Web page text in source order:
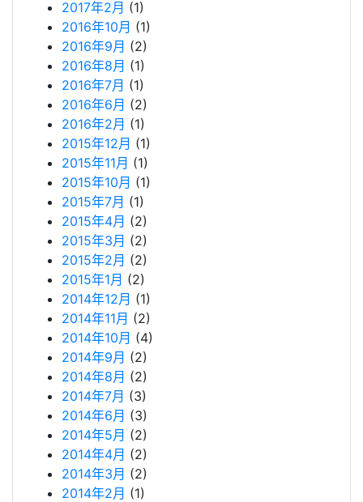
2017年2月 (1)
2016年10月 (1)
2016年9月 (2)
2016年8月 (1)
2016年7月 (1)
2016年6月 (2)
2016年2月 (1)
2015年12月 (1)
2015年11月 (1)
2015年10月 (1)
2015年7月 (1)
2015年4月 (2)
2015年3月 (2)
2015年2月 (2)
2015年1月 (2)
2014年12月 (1)
2014年11月 (2)
2014年10月 (4)
2014年9月 (2)
2014年8月 (2)
2014年7月 (3)
2014年6月 (3)
2014年5月 (2)
2014年4月 (2)
2014年3月 (2)
2014年2月 (1)